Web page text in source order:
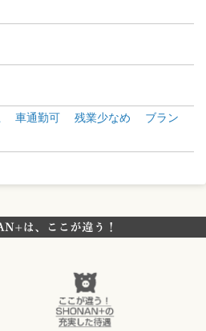
車通勤可 残業少なめ
ブラン